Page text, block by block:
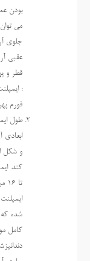
بودن
می
جلوی
عقبی
قطر و
:
فورم
طول
و شکل
شده که
کامل